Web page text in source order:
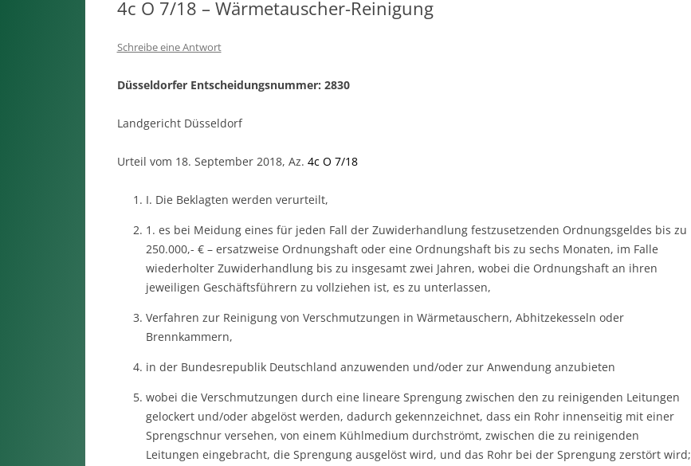
4c O 7/18 – Wärmetauscher-Reinigung
Schreibe eine Antwort
Düsseldorfer Entscheidungsnummer: 2830
Landgericht Düsseldorf
Urteil vom 18. September 2018, Az. 4c O 7/18
I. Die Beklagten werden verurteilt,
1. es bei Meidung eines für jeden Fall der Zuwiderhandlung festzusetzenden Ordnungsgeldes bis zu
250.000,- € – ersatzweise Ordnungshaft oder eine Ordnungshaft bis zu sechs Monaten, im Falle
wiederholter Zuwiderhandlung bis zu insgesamt zwei Jahren, wobei die Ordnungshaft an ihren
jeweiligen Geschäftsführern zu vollziehen ist, es zu unterlassen,
Verfahren zur Reinigung von Verschmutzungen in Wärmetauschern, Abhitzekesseln oder
Brennkammern,
in der Bundesrepublik Deutschland anzuwenden und/oder zur Anwendung anzubieten
wobei die Verschmutzungen durch eine lineare Sprengung zwischen den zu reinigenden Leitungen
gelockert und/oder abgelöst werden, dadurch gekennzeichnet, dass ein Rohr innenseitig mit einer
Sprengschnur versehen, von einem Kühlmedium durchströmt, zwischen die zu reinigenden
Leitungen eingebracht, die Sprengung ausgelöst wird, und das Rohr bei der Sprengung zerstört wird;